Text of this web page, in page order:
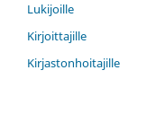
Lukijoille
Kirjoittajille
Kirjastonhoitajille